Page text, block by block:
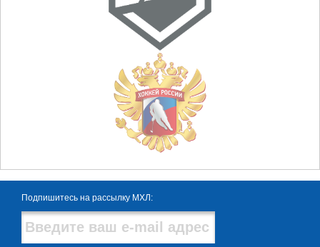
Подпишитесь на рассылку МХЛ: